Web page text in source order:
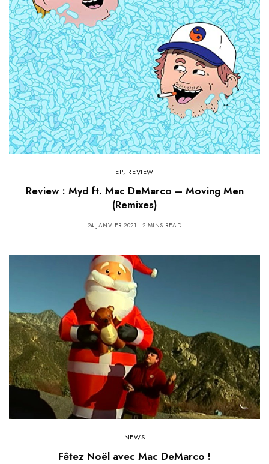
EP, REVIEW
Review : Myd ft. Mac DeMarco – Moving Men
(Remixes)
24 JANVIER 2021 2 MINS READ
NEWS
Fêtez Noël avec Mac DeMarco !